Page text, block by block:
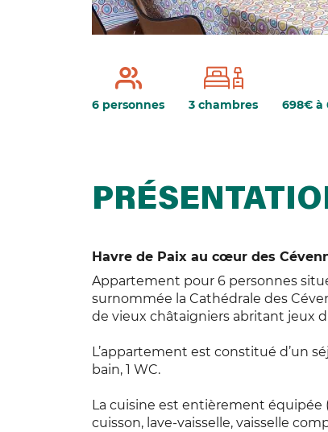
6 personnes 3 chambres 698€ à
Havre de Paix au cœur des
Appartement pour 6 personnes
surnommée la Cathédrale des
de vieux châtaigniers abritant jeux
L’appartement est constitué d’un
bain, 1 WC.
La cuisine est entièrement
cuisson, lave-vaisselle, vaisselle